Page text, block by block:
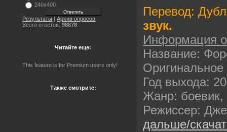
240x400
Результаты |Архив опросов
Всего ответов:98878
Читайте еще:
This feature is for Premium users only!
Также смотрите:
Перевод:
звук.
Информация
Название:
Год выхода:
Жанр: боевик,
Режиссер:
дальше/